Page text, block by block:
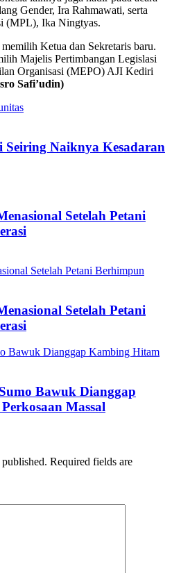
Gender, Ira Rahmawati, serta
(MPL), Ika Ningtyas.
Ketua dan Sekretaris baru.
Majelis Pertimbangan Legislasi
Organisasi (MEPO) AJI Kediri
Safi’udin)
Seiring Naiknya Kesadaran
Setelah Petani
Setelah Petani
Bawuk Dianggap
Massal
Required fields are